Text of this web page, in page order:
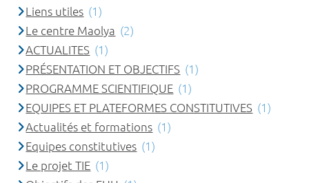
Liens utiles (1)
Le centre Maolya (2)
ACTUALITES (1)
PRÉSENTATION ET OBJECTIFS (1)
PROGRAMME SCIENTIFIQUE (1)
EQUIPES ET PLATEFORMES CONSTITUTIVES (1)
Actualités et formations (1)
Equipes constitutives (1)
Le projet TIE (1)